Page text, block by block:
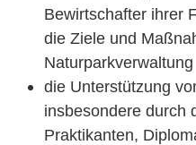
Bewirtschafter ihrer
die Ziele und
Naturparkverwaltung
die Unterstützung
insbesondere durch
Praktikanten,